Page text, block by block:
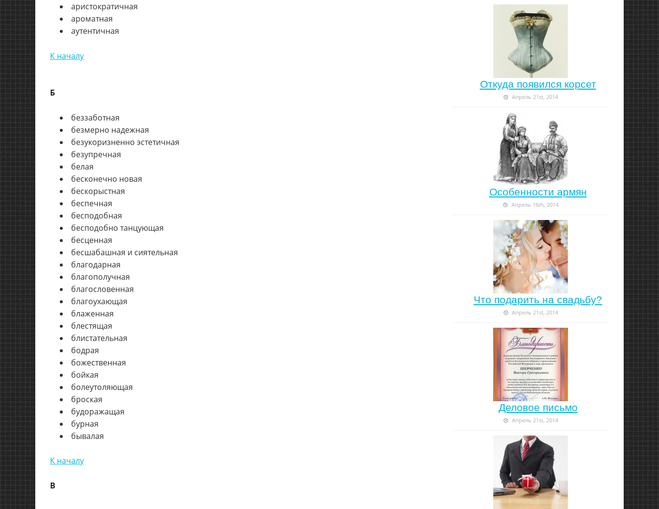
аристократичная
ароматная
аутентичная
К началу
Б
беззаботная
безмерно надежная
безукоризненно эстетичная
безупречная
белая
бесконечно новая
бескорыстная
беспечная
бесподобная
бесподобно танцующая
бесценная
бесшабашная и сиятельная
благодарная
благополучная
благословенная
благоухающая
блаженная
блестящая
блистательная
бодрая
божественная
бойкая
болеутоляющая
броская
будоражащая
бурная
бывалая
К началу
В
Откуда появился корсет
Апрель 21st, 2014
Особенности армян
Апрель 16th, 2014
Что подарить на свадьбу?
Апрель 21st, 2014
Деловое письмо
Апрель 21st, 2014